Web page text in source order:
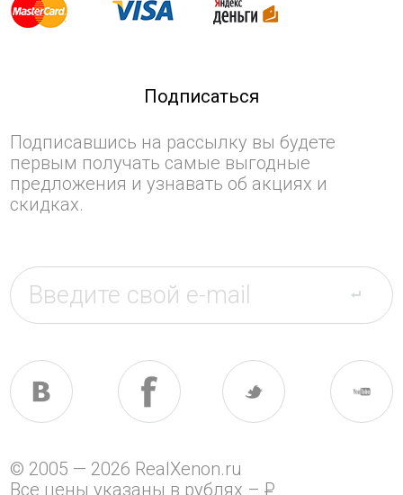
Подписаться
Подписавшись на рассылку вы будете
первым получать самые выгодные
предложения и узнавать об акциях и
скидках.
© 2005 — 2026 RealXenon.ru
Все цены указаны в рублях –P